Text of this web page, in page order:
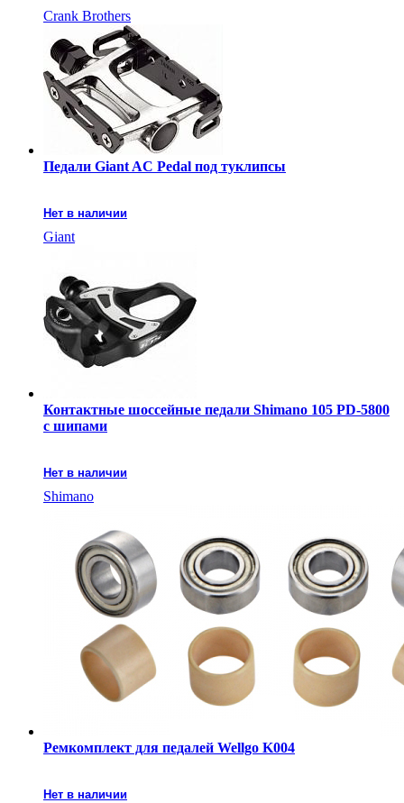
Crank Brothers
Педали Giant AC Pedal под туклипсы
Нет в наличии
Giant
Контактные шоссейные педали Shimano 105 PD-5800
с шипами
Нет в наличии
Shimano
Ремкомплект для педалей Wellgo K004
Нет в наличии